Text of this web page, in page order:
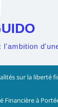
sur la liberté
Financière à